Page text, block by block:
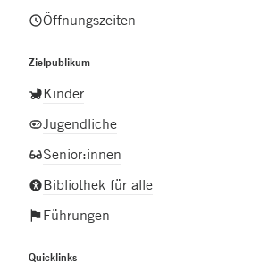
Öffnungszeiten
Zielpublikum
Kinder
Jugendliche
Senior:innen
Bibliothek für alle
Führungen
Quicklinks